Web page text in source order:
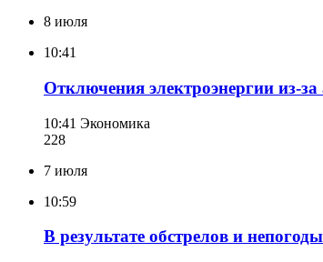
8 июля
10:41
Отключения электроэнергии из-
10:41 Экономика
228
7 июля
10:59
В результате обстрелов и